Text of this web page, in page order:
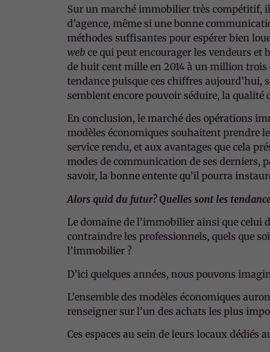
Sur un marché immobilier très compétitif,
d’agence, même si une bonne
méthodes suffisantes pour espérer bien
web ce qui peut encourager les vendeurs et
de huit cent mille en 2014 à un million trois
tendance puisque ces chiffres
semblent encore pouvoir séduire, la
En conclusion, le marché des opérations
modèles économiques souhaitent prendre
service rendu, et aux avantages que cela
modes de communication de ses derniers,
savoir, la bonne entente qu’il pourra
Alors quid du futur? Quelles sont les
Le domaine de l’immobilier ainsi que celui
contraindre les professionnels, quels que
l’immobilier ?
D’ici quelques années, nous pouvons
L’ensemble des modèles économiques
renseigner sur l’un des achats les plus
Ces espaces au sein de leurs locaux